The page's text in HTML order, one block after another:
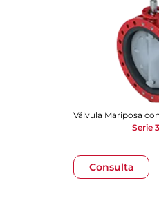
Consulta
Válvula Mariposa
Serie